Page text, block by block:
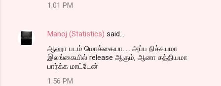
1:01 PM
Manoj (Statistics) said…
ஆஹா படம் மொக்கையா..... அப்ப நிச்சயமா
இலங்கையில் release ஆகும், ஆனா சத்தியமா
பார்க்க மாட்டேன்
1:56 PM